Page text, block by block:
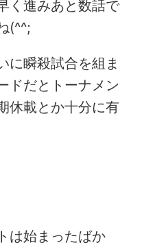
く進みあと数話で
(^^;
に瞬殺試合を組ま
ドだとトーナメン
休載とか十分に有
は始まったばか